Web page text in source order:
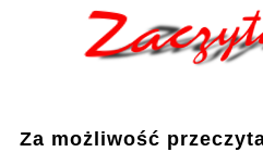
Za możliwość